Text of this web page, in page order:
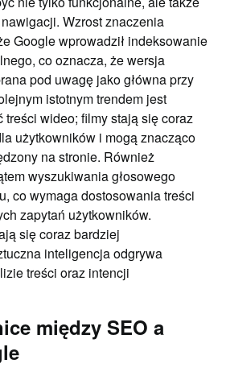
Wzrost znaczenia
Google wprowadził indeksowanie
co oznacza, że wersja
pod uwagę jako główna przy
istotnym trendem jest
treści wideo; filmy stają się coraz
użytkowników i mogą znacząco
na stronie. Również
wyszukiwania głosowego
co wymaga dostosowania treści
zapytań użytkowników.
się coraz bardziej
inteligencja odgrywa
treści oraz intencji
między SEO a